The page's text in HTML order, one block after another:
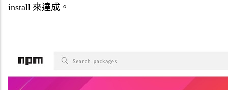
install 來達成。